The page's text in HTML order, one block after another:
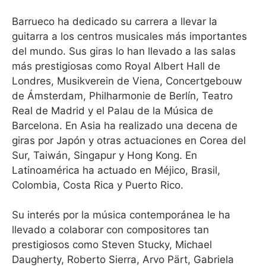
Barrueco ha dedicado su carrera a llevar la
guitarra a los centros musicales más importantes
del mundo. Sus giras lo han llevado a las salas
más prestigiosas como Royal Albert Hall de
Londres, Musikverein de Viena, Concertgebouw
de Ámsterdam, Philharmonie de Berlín, Teatro
Real de Madrid y el Palau de la Música de
Barcelona. En Asia ha realizado una decena de
giras por Japón y otras actuaciones en Corea del
Sur, Taiwán, Singapur y Hong Kong. En
Latinoamérica ha actuado en Méjico, Brasil,
Colombia, Costa Rica y Puerto Rico.
Su interés por la música contemporánea le ha
llevado a colaborar con compositores tan
prestigiosos como Steven Stucky, Michael
Daugherty, Roberto Sierra, Arvo Pärt, Gabriela